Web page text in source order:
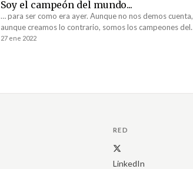
Soy el campeón del mundo...
… para ser como era ayer. Aunque no nos demos cuenta,
aunque creamos lo contrario, somos los campeones del
mundo en hoy ser iguales a como éramos ayer. ¿Por qué?
27 ene 2022
RED
LinkedIn